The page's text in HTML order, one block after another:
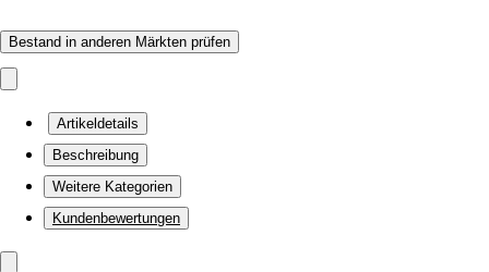
Bestand in anderen Märkten prüfen
Artikeldetails
Beschreibung
Weitere Kategorien
Kundenbewertungen